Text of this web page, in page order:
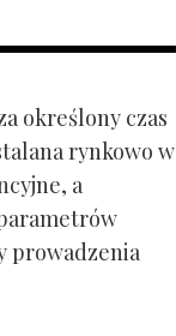
określony czas
rynkowo w
a
prowadzenia